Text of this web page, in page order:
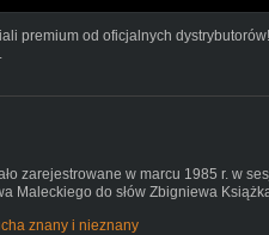
premium od oficjalnych dystrybutorów!
zarejestrowane w marcu 1985 r. w
Maleckiego do słów Zbigniewa
znany i nieznany